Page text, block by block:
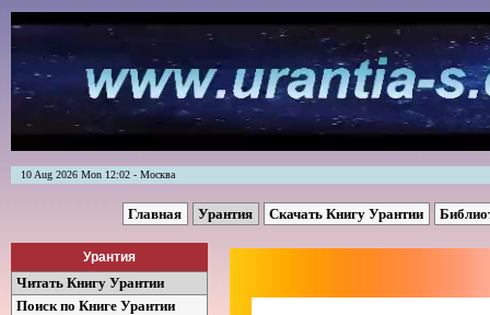
10 Aug 2026 Mon 12:02 - Москва
Главная Урантия Скачать Книгу Урантии
Урантия
Читать Книгу Урантии
Поиск по Книге Урантии